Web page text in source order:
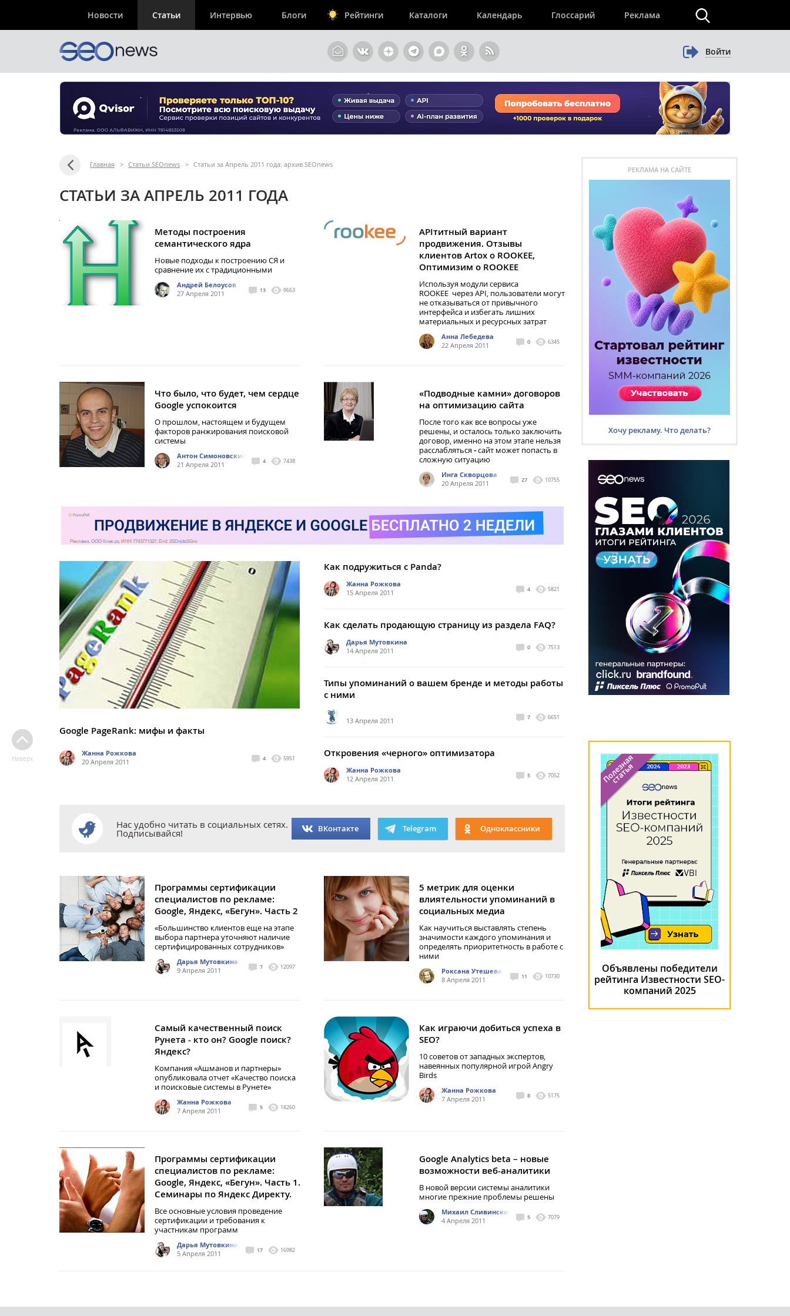
Новости Статьи Интервью Блоги Рейтинги Каталоги Календарь Глоссарий Реклама
Войти
Главная > Статьи SEOnews > Статьи за Апрель 2011 года: архив SEOnews
СТАТЬИ ЗА АПРЕЛЬ 2011 ГОДА
Методы построения
семантического ядра
Новые подходы к построению СЯ и
сравнение их с традиционными
Андрей Белоусов
27 Апреля 2011
13 9663
APIтитный вариант
продвижения. Отзывы
клиентов Artox о ROOKEE,
Оптимизим о ROOKEE
Используя модули сервиса
ROOKEE через API, пользователи могут
не отказываться от привычного
интерфейса и избегать лишних
материальных и ресурсных затрат
Анна Лебедева
22 Апреля 2011
0 6345
Что было, что будет, чем сердце
Google успокоится
О прошлом, настоящем и будущем
факторов ранжирования поисковой
системы
Антон Симоновский
21 Апреля 2011
4 7438
«Подводные камни» договоров
на оптимизацию сайта
После того как все вопросы уже
решены, и осталось только заключить
договор, именно на этом этапе нельзя
расслабляться-сайт может попасть в
сложную ситуацию
Инга Скворцова
20 Апреля 2011
27 10755
Google PageRank: мифы и факты
Жанна Рожкова
20 Апреля 2011
4 5951
Как подружиться с Panda?
Жанна Рожкова
15 Апреля 2011
4 5821
Как сделать продающую страницу из раздела FAQ?
Дарья Мутовкина
14 Апреля 2011
0 7513
Типы упоминаний о вашем бренде и методы работы
с ними
13 Апреля 2011 7 6651
Откровения «черного» оптимизатора
Жанна Рожкова
12 Апреля 2011
5 7052
Нас удобно читать в социальных сетях.
Подписывайся! ВКонтакте Telegram Одноклассники
Программы сертификации
специалистов по рекламе:
Google, Яндекс, «Бегун». Часть 2
«Большинство клиентов еще на этапе
выбора партнера уточняют наличие
сертифицированных сотрудников»
Дарья Мутовкина
9 Апреля 2011
7 12097
5 метрик для оценки
влиятельности упоминаний в
социальных медиа
Как научиться выставлять степень
значимости каждого упоминания и
определять приоритетность в работе с
ними
Роксана Утешева
8 Апреля 2011
11 10730
Самый качественный поиск
Рунета - кто он? Google поиск?
Яндекс?
Компания «Ашманов и партнеры»
опубликовала отчет «Качество поиска
и поисковые системы в Рунете»
Жанна Рожкова
7 Апреля 2011
5 18260
Как играючи добиться успеха в
SEO?
10 советов от западных экспертов,
навеянных популярной игрой Angry
Birds
Жанна Рожкова
7 Апреля 2011
8 5175
Программы сертификации
специалистов по рекламе:
Google, Яндекс, «Бегун». Часть 1.
Семинары по Яндекс Директу.
Все основные условия проведение
сертификации и требования к
участникам программ
Дарья Мутовкина
5 Апреля 2011
17 16982
Google Analytics beta – новые
возможности веб-аналитики
В новой версии системы аналитики
многие прежние проблемы решены
Михаил Сливинский
4 Апреля 2011
5 7079
Наверх
РЕКЛАМА НА САЙТЕ
Хочу рекламу. Что делать?
Объявлены победители
рейтинга Известности SEO-
компаний 2025